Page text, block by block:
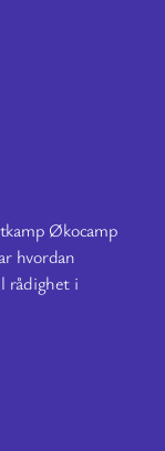
Økocamp
hvordan
rådighet i